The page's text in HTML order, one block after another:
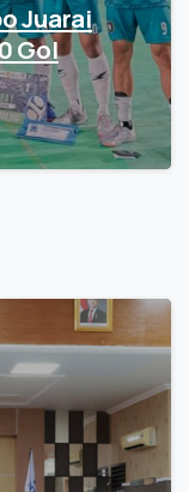
Juarai
Gol